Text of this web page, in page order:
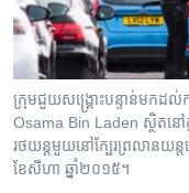
សម្ព័ន្ធ​
រំលង​
និង​
ទៅ​
កាន់​
ទំព័រ​
Khmer English
បណ្តាញ​សង្គម
ភាសា
ក្រុម​ជួយ​សង្រ្គោះ​បន្ទាន់​មក​ដល់​
Osama Bin Laden ស្ថិត​នៅ​
រថយន្ត​មួយ​នៅ​ក្បែរ​ព្រលាន​យន្
ខែសីហា ឆ្នាំ២០១៥។